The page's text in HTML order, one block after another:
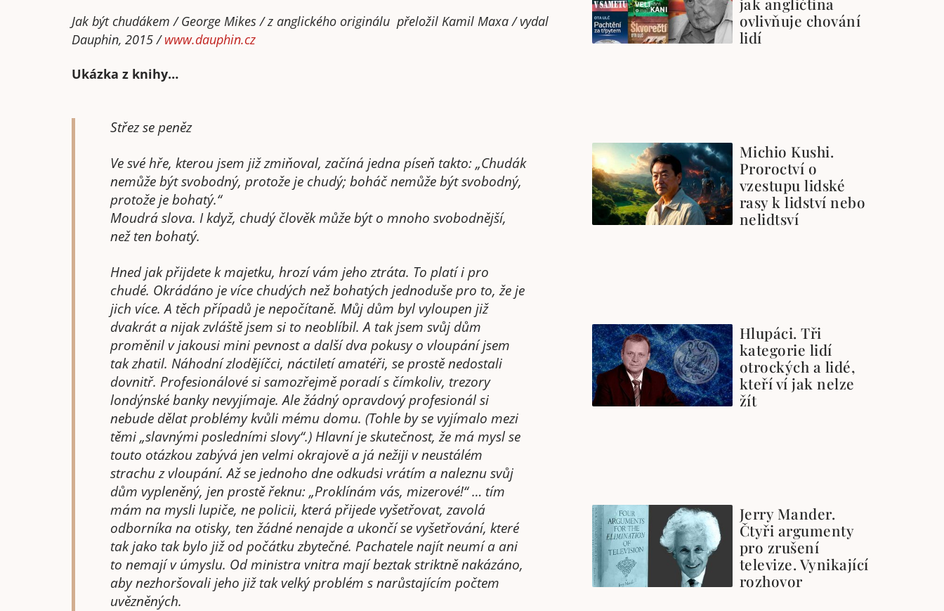
Jak být chudákem / George Mikes / z anglického originálu přeložil Kamil Maxa / vydal
Dauphin, 2015 /www.dauphin.cz
Ukázka z knihy…
Střez se peněz
Ve své hře, kterou jsem již zmiňoval, začíná jedna píseň takto: „Chudák
nemůže být svobodný, protože je chudý; boháč nemůže být svobodný,
protože je bohatý.“
Moudrá slova. I když, chudý člověk může být o mnoho svobodnější,
než ten bohatý.
Hned jak přijdete k majetku, hrozí vám jeho ztráta. To platí i pro
chudé. Okrádáno je více chudých než bohatých jednoduše pro to, že je
jich více. A těch případů je nepočítaně. Můj dům byl vyloupen již
dvakrát a nijak zvláště jsem si to neoblíbil. A tak jsem svůj dům
proměnil v jakousi mini pevnost a další dva pokusy o vloupání jsem
tak zhatil. Náhodní zlodějíčci, náctiletí amatéři, se prostě nedostali
dovnitř. Profesionálové si samozřejmě poradí s čímkoliv, trezory
londýnské banky nevyjímaje. Ale žádný opravdový profesionál si
nebude dělat problémy kvůli mému domu. (Tohle by se vyjímalo mezi
těmi „slavnými posledními slovy“.) Hlavní je skutečnost, že má mysl se
touto otázkou zabývá jen velmi okrajově a já nežiji v neustálém
strachu z vloupání. Až se jednoho dne odkudsi vrátím a naleznu svůj
dům vypleněný, jen prostě řeknu: „Proklínám vás, mizerové!“ … tím
mám na mysli lupiče, ne policii, která přijede vyšetřovat, zavolá
odborníka na otisky, ten žádné nenajde a ukončí se vyšetřování, které
tak jako tak bylo již od počátku zbytečné. Pachatele najít neumí a ani
to nemají v úmyslu. Od ministra vnitra mají beztak striktně nakázáno,
aby nezhoršovali jeho již tak velký problém s narůstajícím počtem
uvězněných.
ovlivňuje chování
lidí
Michio Kushi.
Proroctví o
vzestupu lidské
rasy k lidství nebo
nelidtsví
Hlupáci. Tři
kategorie lidí
otrockých a lidé,
kteří ví jak nelze
žít
Jerry Mander.
Čtyři argumenty
pro zrušení
televize. Vynikající
rozhovor